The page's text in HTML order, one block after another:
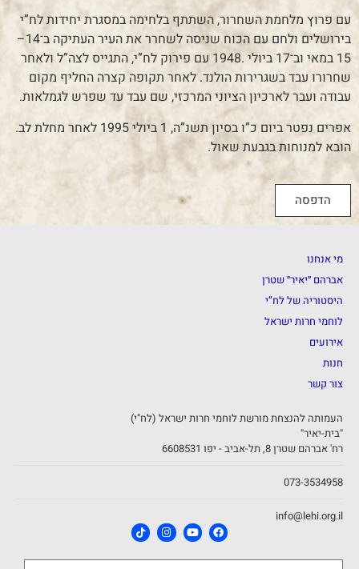
עם פרוץ מלחמת השחרור, השתתף בלחימה במסגרת יחידות לח”י
בירושלים ולחם עם הכוח שניסה לשחרר את העיר העתיקה ב־14–
15 במאי וב־17 ביולי .1948 עם פירוק לח”י, התגייס לצה”ל ולאחר
שחרורו עבד בשגרירות הולנד. לאחר תקופה קצרה החליף מקום
עבודה ועבר לארכיון הציוני המרכזי, שם עבד עד שפרש לגמלאות.
אפרים נפטר ביום כ”ו בסיון תשנ”ה, 1 ביולי 1995 לאחר מחלת לב.
הובא למנוחות בגבעת שאול.
הדפסה
מי אנחנו
אברהם ״יאיר״ שטרן
היסטוריה של לח”י
לוחמי חרות ישראל
אירועים
חנות
צור קשר
העמותה להנצחת מורשת לוחמי חרות ישראל (לח"י)
"בית-יאיר"
רח' אברהם שטרן 8, תל-אביב - יפו 6608531
073-3534958
info@lehi.org.il